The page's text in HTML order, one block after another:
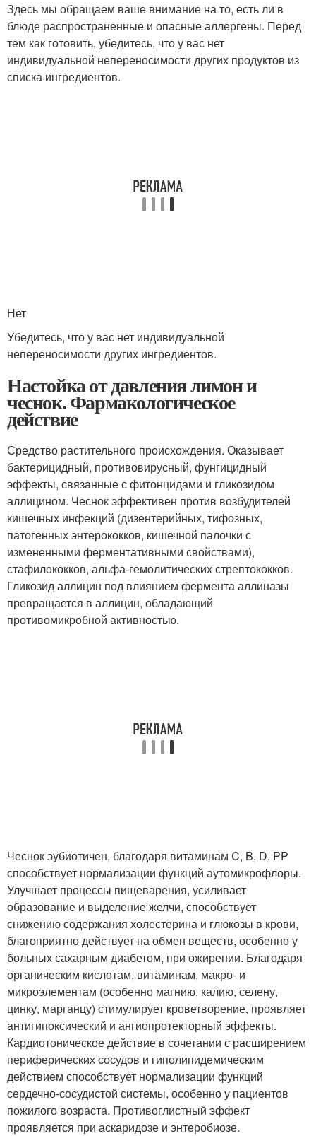
Здесь мы обращаем ваше внимание на то, есть ли в
блюде распространенные и опасные аллергены. Перед
тем как готовить, убедитесь, что у вас нет
индивидуальной непереносимости других продуктов из
списка ингредиентов.
Нет
Убедитесь, что у вас нет индивидуальной
непереносимости других ингредиентов.
Настойка от давления лимон и
чеснок. Фармакологическое
действие
Средство растительного происхождения. Оказывает
бактерицидный, противовирусный, фунгицидный
эффекты, связанные с фитонцидами и гликозидом
аллицином. Чеснок эффективен против возбудителей
кишечных инфекций (дизентерийных, тифозных,
патогенных энтерококков, кишечной палочки с
измененными ферментативными свойствами),
стафилококков, альфа-гемолитических стрептококков.
Гликозид аллицин под влиянием фермента аллиназы
превращается в аллицин, обладающий
противомикробной активностью.
Чеснок эубиотичен, благодаря витаминам C, B, D, PP
способствует нормализации функций аутомикрофлоры.
Улучшает процессы пищеварения, усиливает
образование и выделение желчи, способствует
снижению содержания холестерина и глюкозы в крови,
благоприятно действует на обмен веществ, особенно у
больных сахарным диабетом, при ожирении. Благодаря
органическим кислотам, витаминам, макро- и
микроэлементам (особенно магнию, калию, селену,
цинку, марганцу) стимулирует кроветворение, проявляет
антигипоксический и ангиопротекторный эффекты.
Кардиотоническое действие в сочетании с расширением
периферических сосудов и гиполипидемическим
действием способствует нормализации функций
сердечно-сосудистой системы, особенно у пациентов
пожилого возраста. Противоглистный эффект
проявляется при аскаридозе и энтеробиозе.